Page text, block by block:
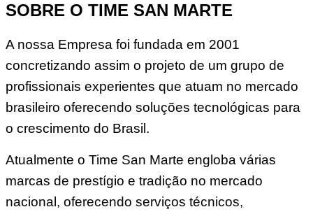
SOBRE O TIME SAN MARTE
A nossa Empresa foi fundada em 2001
concretizando assim o projeto de um grupo de
profissionais experientes que atuam no mercado
brasileiro oferecendo soluções tecnológicas para
o crescimento do Brasil.
Atualmente o Time San Marte engloba várias
marcas de prestígio e tradição no mercado
nacional, oferecendo serviços técnicos,